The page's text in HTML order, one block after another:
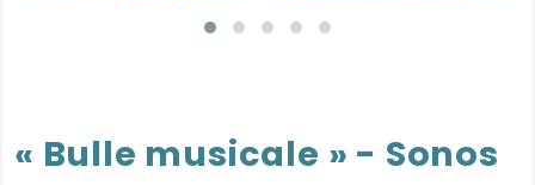
« Bulle musicale » - Sonos